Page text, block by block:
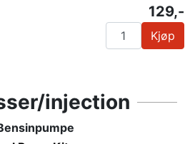
129,-
Kjøp
injection